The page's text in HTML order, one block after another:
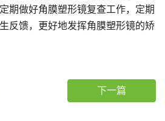
期做好角膜塑形镜复查工作，定期
反馈，更好地发挥角膜塑形镜的矫
下一篇